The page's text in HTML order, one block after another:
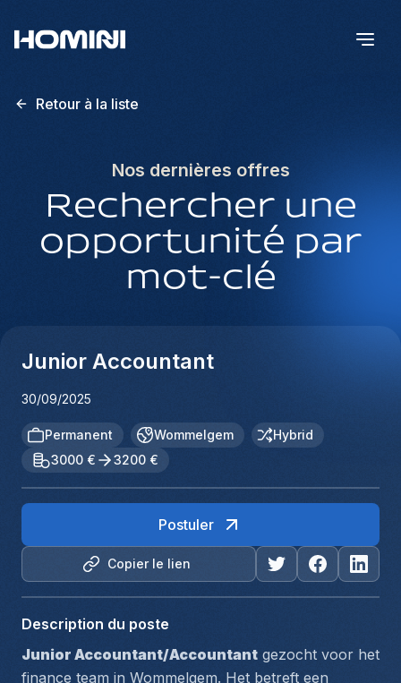
Retour à la liste
Nos dernières offres
Rechercher une
opportunité par
mot-clé
Junior Accountant
30/09/2025
Permanent Wommelgem
Hybrid
3000 €
3200 €
Copier le lien
Postuler
Description du poste
Junior Accountant/Accountant gezocht voor het